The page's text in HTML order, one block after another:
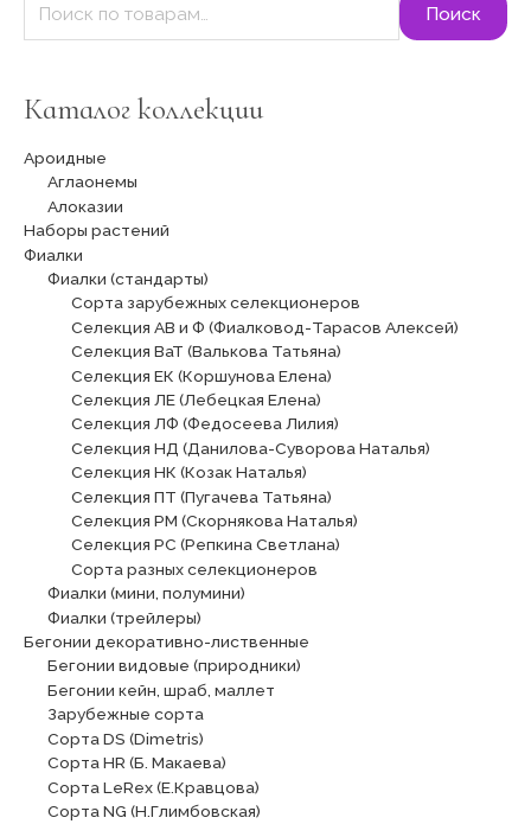
Поиск
Каталог коллекции
Ароидные
Аглаонемы
Алоказии
Наборы растений
Фиалки
Фиалки (стандарты)
Сорта зарубежных селекционеров
Селекция АВ и Ф (Фиалковод-Тарасов Алексей)
Селекция ВаТ (Валькова Татьяна)
Селекция ЕК (Коршунова Елена)
Селекция ЛЕ (Лебецкая Елена)
Селекция ЛФ (Федосеева Лилия)
Селекция НД (Данилова-Суворова Наталья)
Селекция НК (Козак Наталья)
Селекция ПТ (Пугачева Татьяна)
Селекция РМ (Скорнякова Наталья)
Селекция РС (Репкина Светлана)
Сорта разных селекционеров
Фиалки (мини, полумини)
Фиалки (трейлеры)
Бегонии декоративно-лиственные
Бегонии видовые (природники)
Бегонии кейн, шраб, маллет
Зарубежные сорта
Сорта DS (Dimetris)
Сорта HR (Б. Макаева)
Сорта LeRex (Е.Кравцова)
Сорта NG (Н.Глимбовская)